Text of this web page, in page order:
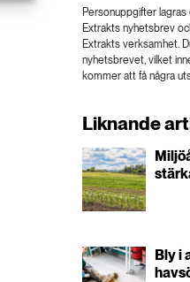
Personuppgifter
Extrakts nyhetsbrev
Extrakts verksamhet.
nyhetsbrevet, vilket
kommer att få några
Liknande
Bly i